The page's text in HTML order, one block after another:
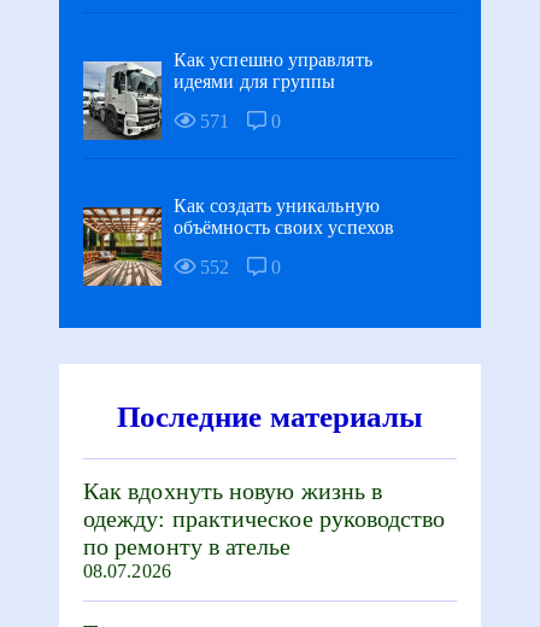
Как успешно управлять
идеями для группы
571
0
Как создать уникальную
объёмность своих успехов
552
0
Последние материалы
Как вдохнуть новую жизнь в
одежду: практическое руководство
по ремонту в ателье
08.07.2026